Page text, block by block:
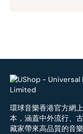
環球音樂香港官方網
本，涵蓋中外流行、
藏家帶來高品質的音